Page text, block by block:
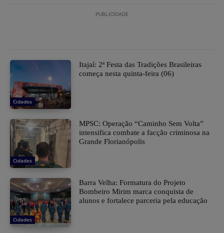
PUBLICIDADE
Cidades
​Itajaí: 2ª Festa das Tradições Brasileiras
começa nesta quinta-feira (06)
Cidades
MPSC: Operação “Caminho Sem Volta”
intensifica combate a facção criminosa na
Grande Florianópolis
Cidades
Barra Velha: Formatura do Projeto
Bombeiro Mirim marca conquista de
alunos e fortalece parceria pela educação